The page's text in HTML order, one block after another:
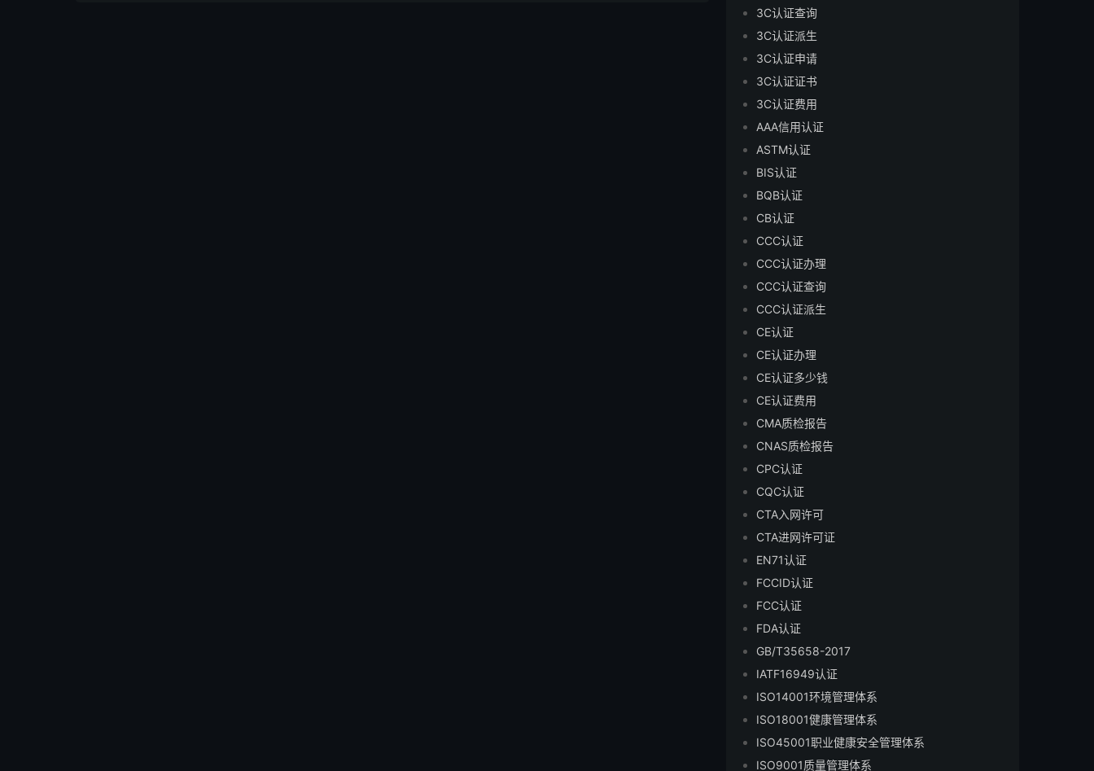
3C认证查询
3C认证派生
3C认证申请
3C认证证书
3C认证费用
AAA信用认证
ASTM认证
BIS认证
BQB认证
CB认证
CCC认证
CCC认证办理
CCC认证查询
CCC认证派生
CE认证
CE认证办理
CE认证多少钱
CE认证费用
CMA质检报告
CNAS质检报告
CPC认证
CQC认证
CTA入网许可
CTA进网许可证
EN71认证
FCCID认证
FCC认证
FDA认证
GB/T35658-2017
IATF16949认证
ISO14001环境管理体系
ISO18001健康管理体系
ISO45001职业健康安全管理体系
ISO9001质量管理体系